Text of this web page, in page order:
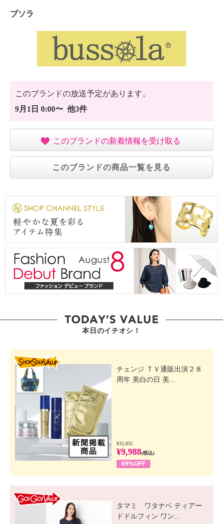
ブソラ
このブランドの放送予定があります。
9月1日 0:00〜 他3件
このブランドの新着情報を受け取る
このブランドの商品一覧を見る
本日のイチオシ！
チェンジ ＴＶ通販出演２８
周年 美白の日 美...
¥32,835
¥9,988(税込)
69%OFF
タマミ ワタナベ ティアー
ドドルフィン ワン...